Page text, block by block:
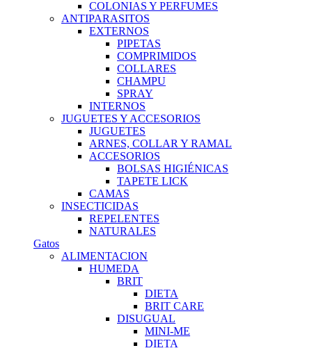
COLONIAS Y PERFUMES
ANTIPARASITOS
EXTERNOS
PIPETAS
COMPRIMIDOS
COLLARES
CHAMPU
SPRAY
INTERNOS
JUGUETES Y ACCESORIOS
JUGUETES
ARNES, COLLAR Y RAMAL
ACCESORIOS
BOLSAS HIGIÉNICAS
TAPETE LICK
CAMAS
INSECTICIDAS
REPELENTES
NATURALES
Gatos
ALIMENTACION
HUMEDA
BRIT
DIETA
BRIT CARE
DISUGUAL
MINI-ME
DIETA